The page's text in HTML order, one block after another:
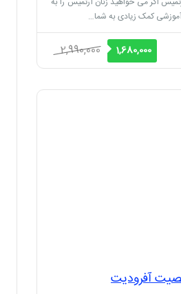
کمک زیادی به شما…
2,990,000
قیمت
اصلی
2,990,000 ریال
1,680,000 قیمت
فعلی
1,680,000 ریال
آفرودیت